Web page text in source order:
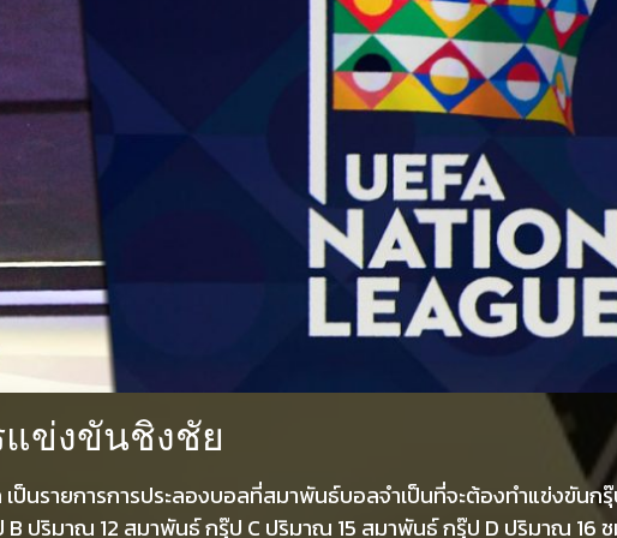
ข่งขันชิงชัย
ป็นรายการการประลองบอลที่สมาพันธ์บอลจำเป็นที่จะต้องทำแข่งขันก
ปริมาณ 12 สมาพันธ์ กรุ๊ป C ปริมาณ 15 สมาพันธ์ กรุ๊ป D ปริมาณ 16